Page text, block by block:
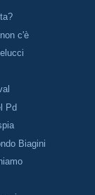
c'è
Pd
Biagini